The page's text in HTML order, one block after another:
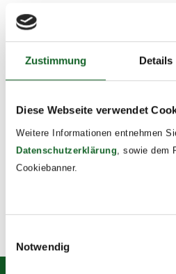
Zustimmung Details
Diese Webseite verwendet
Weitere Informationen entnehmen
Datenschutzerklärung , sowie dem
Cookiebanner.
Notwendig
DETAILS
Date:
December 2, 2025
16:00 - 20:00
Event Tags:
2025/26